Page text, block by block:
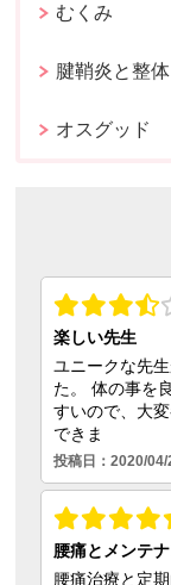
むくみ
腱鞘炎と整体
オスグッド